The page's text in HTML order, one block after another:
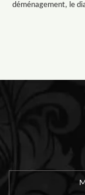
déménagement, le